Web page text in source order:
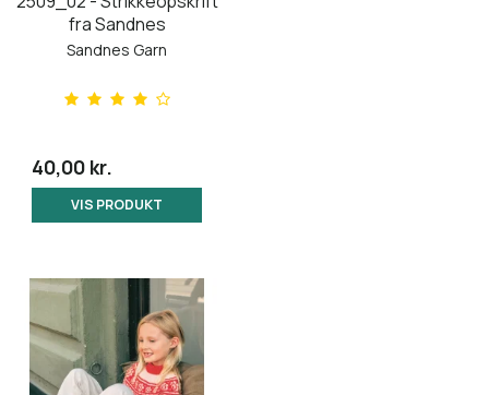
fra Sandnes
Sandnes Garn
40,00 kr.
VIS PRODUKT